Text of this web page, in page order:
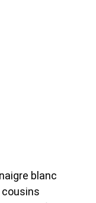
blanc